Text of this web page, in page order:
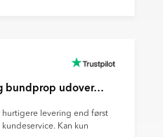
bundprop udover…
levering end først
Kan kun